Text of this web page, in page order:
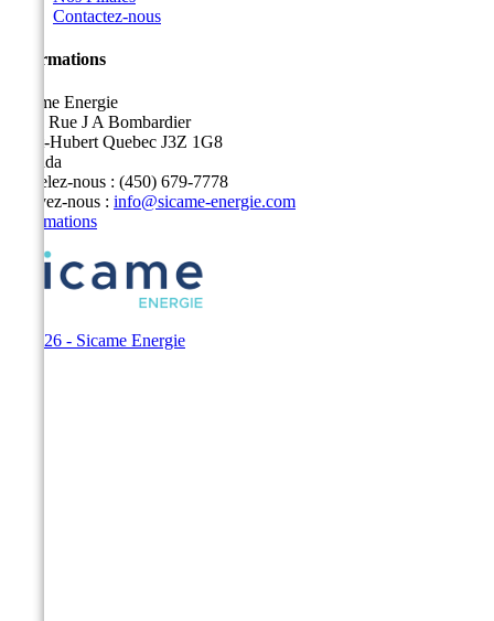
Contactez-nous
Informations
Sicame Energie
5400 Rue J A Bombardier
Saint-Hubert Quebec J3Z 1G8
Canada
Appelez-nous : (450) 679-7778
Écrivez-nous : info@sicame-energie.com
Informations
© 2026 - Sicame Energie